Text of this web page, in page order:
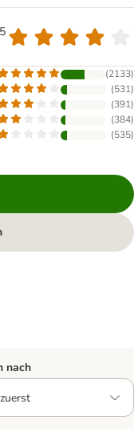
(2133)
(531)
(391)
(384)
(535)
nach